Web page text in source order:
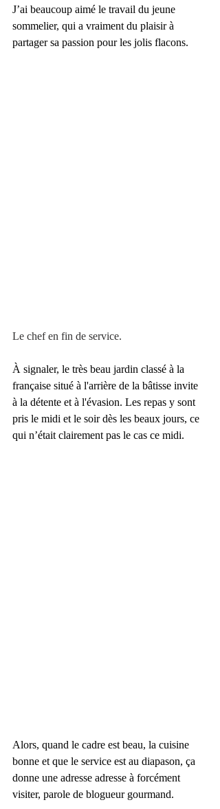
J’ai beaucoup aimé le travail du jeune
sommelier, qui a vraiment du plaisir à
partager sa passion pour les jolis flacons.
Le chef en fin de service.
À signaler, le très beau jardin classé à la
française situé à l'arrière de la bâtisse invite
à la détente et à l'évasion. Les repas y sont
pris le midi et le soir dès les beaux jours, ce
qui n’était clairement pas le cas ce midi.
Alors, quand le cadre est beau, la cuisine
bonne et que le service est au diapason, ça
donne une adresse adresse à forcément
visiter, parole de blogueur gourmand.